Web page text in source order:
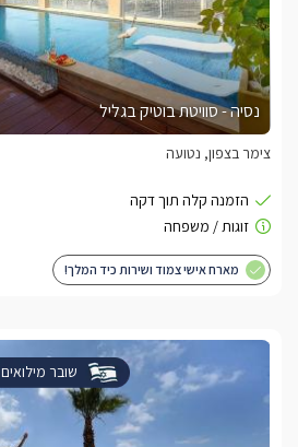
נסיה - סוויטת בוטיק בגליל
צימר בצפון, נטועה
מארח אישי צמוד ושירות כיד המלך!
שובר מילואים